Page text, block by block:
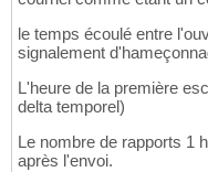
le temps écoulé entre
signalement
L'heure de la première
delta temporel)
Le nombre de rapports 1
après l'envoi.